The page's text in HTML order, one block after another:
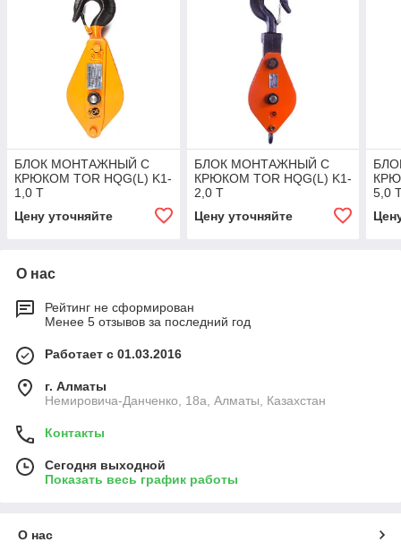
БЛОК МОНТАЖНЫЙ С
КРЮКОМ TOR HQG(L) K1-
1,0 Т
Цену уточняйте
БЛОК МОНТАЖНЫЙ С
КРЮКОМ TOR HQG(L) K1-
2,0 Т
Цену уточняйте
5,0
О нас
Рейтинг не сформирован
Менее 5 отзывов за последний год
Работает с 01.03.2016
г. Алматы
Немировича-Данченко, 18а, Алматы, Казахстан
Контакты
Сегодня выходной
Показать весь график работы
О нас